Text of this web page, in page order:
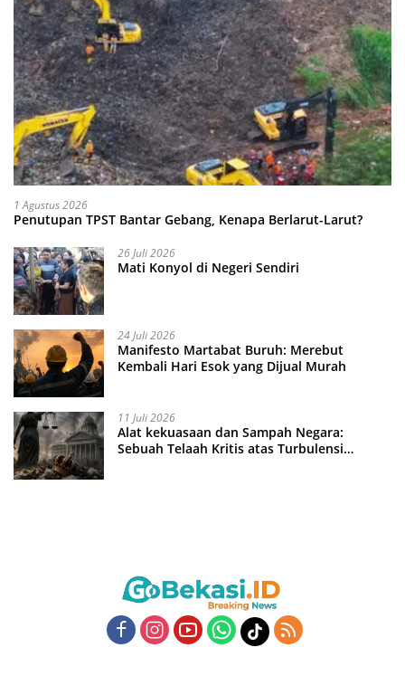
1 Agustus 2026
Penutupan TPST Bantar Gebang, Kenapa Berlarut-Larut?
26 Juli 2026
Mati Konyol di Negeri Sendiri
24 Juli 2026
Manifesto Martabat Buruh: Merebut
Kembali Hari Esok yang Dijual Murah
11 Juli 2026
Alat kekuasaan dan Sampah Negara:
Sebuah Telaah Kritis atas Turbulensi